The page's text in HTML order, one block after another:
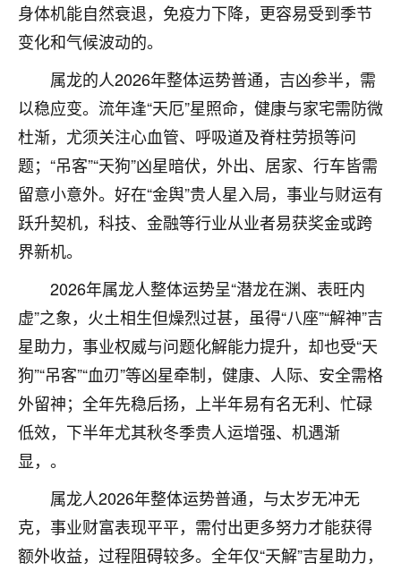
身体机能自然衰退，免疫力下降，更容易受到季节
变化和气候波动的。
属龙的人2026年整体运势普通，吉凶参半，需
以稳应变。流年逢“天厄”星照命，健康与家宅需防微
杜渐，尤须关注心血管、呼吸道及脊柱劳损等问
题；“吊客”“天狗”凶星暗伏，外出、居家、行车皆需
留意小意外。好在“金舆”贵人星入局，事业与财运有
跃升契机，科技、金融等行业从业者易获奖金或跨
界新机。
2026年属龙人整体运势呈“潜龙在渊、表旺内
虚”之象，火土相生但燥烈过甚，虽得“八座”“解神”吉
星助力，事业权威与问题化解能力提升，却也受“天
狗”“吊客”“血刃”等凶星牵制，健康、人际、安全需格
外留神；全年先稳后扬，上半年易有名无利、忙碌
低效，下半年尤其秋冬季贵人运增强、机遇渐
显，。
属龙人2026年整体运势普通，与太岁无冲无
克，事业财富表现平平，需付出更多努力才能获得
额外收益，过程阻碍较多。全年仅“天解”吉星助力，
付深
我是公司人事调整，有升迁机会，但同时竞争的我们
三个，找老师的时候是抱着侥幸心理，没想到老师看
着我晋升有望，我半信半疑的按照老师建议，做了化
太岁还有一个发钱粮，本来年前的人事调整，拖到年
后，我以为都没戏了，结果开年一上班，开会提拔升
职第一个就是我，职务无所谓，主要是底薪加了
3000，非常开心，无论如何，感恩感谢！🙏🏻
鹿森 ：恭喜升职加薪！！，请客吗？�
12小时前 来自北京
心心相印
我身体不太好，总是病病殃殃的，去检查又没什么大
问题，反正就是不舒服。中医西医看遍了，找不到问
题，后来无意中看到有人推荐慧来老师，跟老师聊过
之后，心情豁然开朗，也听老师建议，处理了一些因
果问题。今年以来，身体比以前好多，主要是心情好
了，老师说境随心转，现在深有体会了。
触，首先就是心态会变好，万般皆是命，半点
不由人！
1天前 来自四川 9